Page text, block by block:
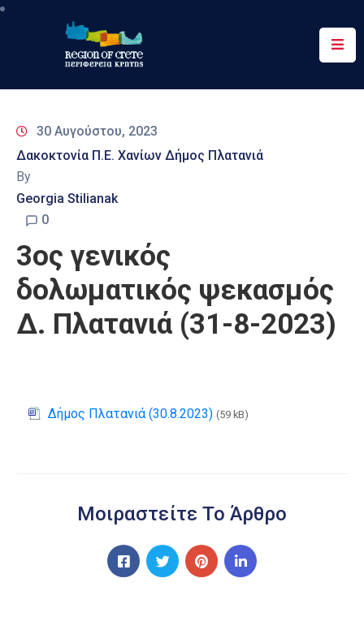
Περιφέρεια
&
Δράσεις
Ψηφιακές
Επικοινωνία
30 Αυγούστου, 2023
Δακοκτονία Π.Ε. Χανίων Δήμος Πλατανιά
By
Georgia Stilianak
0
3ος γενικός
δολωματικός ψεκασμός
Δ. Πλατανιά (31-8-2023)
Δήμος Πλατανιά (30.8.2023) (59 kB)
Μοιραστείτε Το Άρθρο